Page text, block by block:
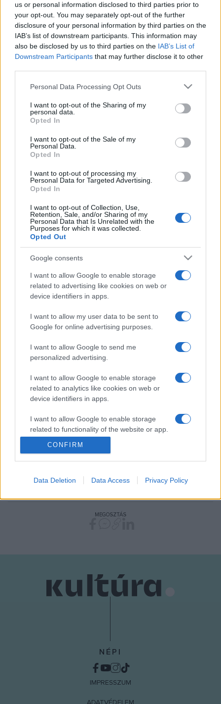
us or personal information disclosed to third parties prior to
your opt-out. You may separately opt-out of the further
disclosure of your personal information by third parties on the
IAB’s list of downstream participants. This information may
also be disclosed by us to third parties on the IAB’s List of
Downstream Participants that may further disclose it to other
Please note that this website/app uses one or more Google
not limited to your visit or usage behaviour. You may click to
grant or deny consent to Google and its third-party tags to
use your data for below specified purposes in below Google
consent section.
Personal Data Processing Opt Outs
I want to opt-out of the Sharing of my
personal data.
Opted In
I want to opt-out of the Sale of my
Personal Data.
Opted In
I want to opt-out of processing my
Personal Data for Targeted Advertising.
Opted In
I want to opt-out of Collection, Use,
Retention, Sale, and/or Sharing of my
Personal Data that Is Unrelated with the
Purposes for which it was collected.
Opted Out
Google consents
I want to allow Google to enable storage
related to advertising like cookies on web or
device identifiers in apps.
I want to allow my user data to be sent to
Google for online advertising purposes.
I want to allow Google to send me
personalized advertising.
I want to allow Google to enable storage
related to analytics like cookies on web or
device identifiers in apps.
I want to allow Google to enable storage
related to functionality of the website or app.
I want to allow Google to enable storage
related to personalization.
I want to allow Google to enable storage
functionality and fraud prevention, and other
CONFIRM
Data Deletion Data Access Privacy Policy
együttes Izraelből érkezik, hogy Mérán játssza szamaritánus
egyházi énekekből inspirálódott zenéjét. Szintén
csütörtökön koncertezik a Kjartan & Hét Hat Club, az
együttes amerikai, magyarországi és franciaországi tagjai 6
éve, Kalotaszegen ismerték meg egymást, azóta erdélyi és
Pénteken a népi kultúra kerül a középpontba: aznap tartják a
Fölszállott a páva
Kamarazenekar, aki ugyanakkor az esti táncházak
házigazdája is lesz. A fesztivál második napján a 19. századi
havasalföldi udvarok ottomán jegyeket is magán viselő
zenéje is megelevenedik, a Trei Parale román zenekar
A szombati napon a kisázsiai zenei világot hozza el Mérára a
Near East Collective, amelynek tagjai közt találni görög,
török és brit nemzetiségű személyt is, míg a Sirani Guevara
együttes előadásában megelevenedik a veracruzi kikötők
afrikai, őslakos indián és európai eredetű mexikói muzsikája.
A fesztiválon mindig megjelenik a cigány kultúra, idén ezt a
magyarországi Romano Drom képviseli.
A tündéktől, tündérektől ellesett joik stílust képviseli a
norvégiai Vassvik, aki vasárnap lép fel Mérán. Szintén ezen a
Ferenczi György és a Rackajam koncertje zárja, akik tavaly is
hatalmas bulit csaptak.
Részletes program az esemény honlapján.
MEGOSZTÁS
NÉPI
IMPRESSZUM
ADATVÉDELEM